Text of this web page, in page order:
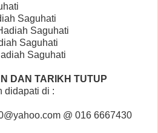
Saguhati
Saguhati
Saguhati
Saguhati
DAN TARIKH TUTUP
didapati di :
@ 016 6667430